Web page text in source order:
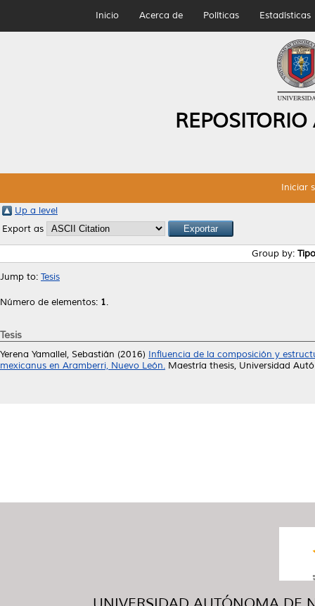
Inicio Acerca de Políticas Estadísticas
Iniciar
Up a level
Export as
Group by:
Jump to: Tesis
Número de elementos: 1.
Tesis
Yerena Yamallel, Sebastián (2016) Influencia de la composición y
mexicanus en Aramberri, Nuevo León. Maestría thesis, Universidad